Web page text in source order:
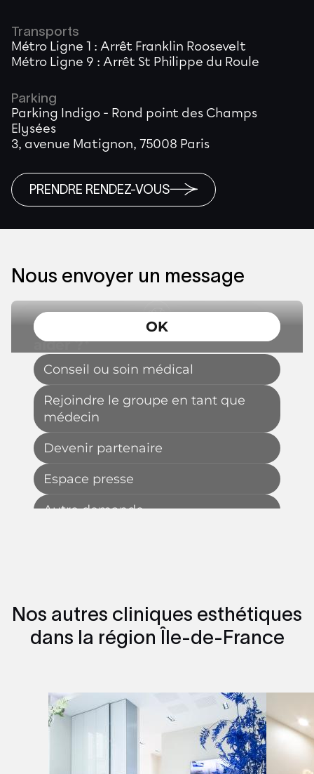
Transports
Métro Ligne 1 : Arrêt Franklin Roosevelt
Métro Ligne 9 : Arrêt St Philippe du Roule
Parking
Parking Indigo - Rond point des Champs
Elysées
3, avenue Matignon, 75008 Paris
PRENDRE RENDEZ-VOUS
Nous envoyer un message
Nos autres cliniques esthétiques
dans la région Île-de-France